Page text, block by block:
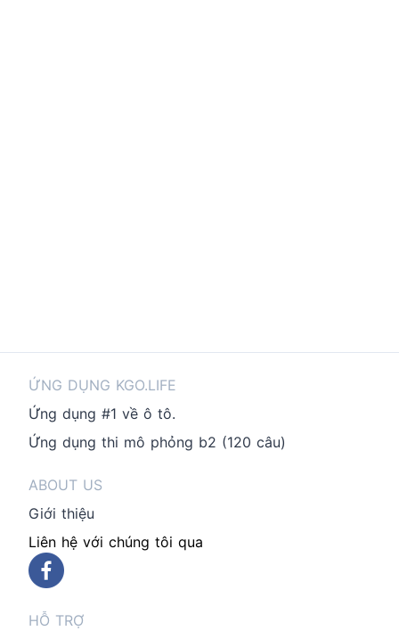
ỨNG DỤNG KGO.LIFE
Ứng dụng #1 về ô tô.
Ứng dụng thi mô phỏng b2 (120 câu)
ABOUT US
Giới thiệu
Liên hệ với chúng tôi qua
HỖ TRỢ